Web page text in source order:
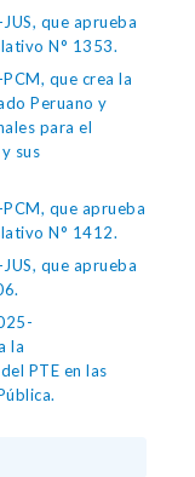
que aprueba
N° 1353.
que crea la
Peruano y
para el
sus
que aprueba
N° 1412.
que aprueba
la
PTE en las